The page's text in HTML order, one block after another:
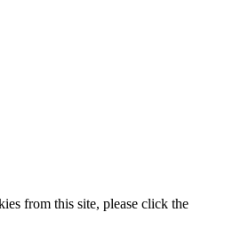
from this site, please click the